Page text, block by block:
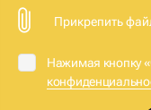
Прикрепить
Нажимая кнопку